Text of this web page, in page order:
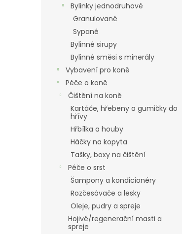
Bylinky jednodruhové
Granulované
Sypané
Bylinné sirupy
Bylinné směsi s minerály
Vybavení pro koně
Péče o koně
Čištění na koně
Kartáče, hřebeny a gumičky do
hřívy
Hřbílka a houby
Háčky na kopyta
Tašky, boxy na čištění
Péče o srst
Šampony a kondicionéry
Rozčesávače a lesky
Oleje, pudry a spreje
Hojivé/regenerační masti a
spreje